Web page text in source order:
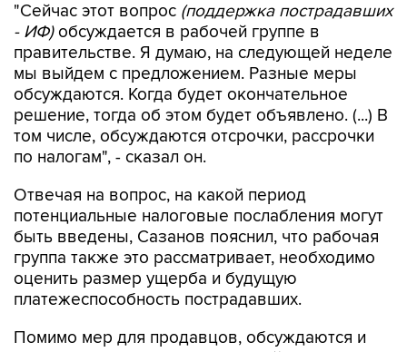
"Сейчас этот вопрос (поддержка пострадавших
- ИФ)обсуждается в рабочей группе в
правительстве. Я думаю, на следующей неделе
мы выйдем с предложением. Разные меры
обсуждаются. Когда будет окончательное
решение, тогда об этом будет объявлено. (...) В
том числе, обсуждаются отсрочки, рассрочки
по налогам", - сказал он.
Отвечая на вопрос, на какой период
потенциальные налоговые послабления могут
быть введены, Сазанов пояснил, что рабочая
группа также это рассматривает, необходимо
оценить размер ущерба и будущую
платежеспособность пострадавших.
Помимо мер для продавцов, обсуждаются и